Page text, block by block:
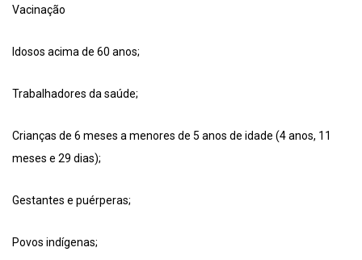
Vacinação
Idosos acima de 60 anos;
Trabalhadores da saúde;
Crianças de 6 meses a menores de 5 anos de idade (4 anos, 11
meses e 29 dias);
Gestantes e puérperas;
Povos indígenas;